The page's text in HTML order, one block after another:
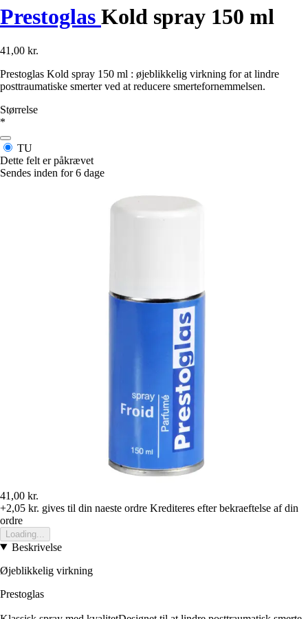
Prestoglas Kold spray 150 ml
41,00 kr.
Prestoglas Kold spray 150 ml : øjeblikkelig virkning for at lindre
posttraumatiske smerter ved at reducere smertefornemmelsen.
Størrelse
*
TU
Dette felt er påkrævet
Sendes inden for 6 dage
41,00 kr.
+2,05 kr. gives til din naeste ordre Krediteres efter bekraeftelse af din
ordre
Loading...
Beskrivelse
Øjeblikkelig virkning
Prestoglas